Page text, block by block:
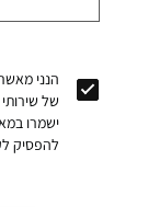
הנני
ישמרו
להפסיק